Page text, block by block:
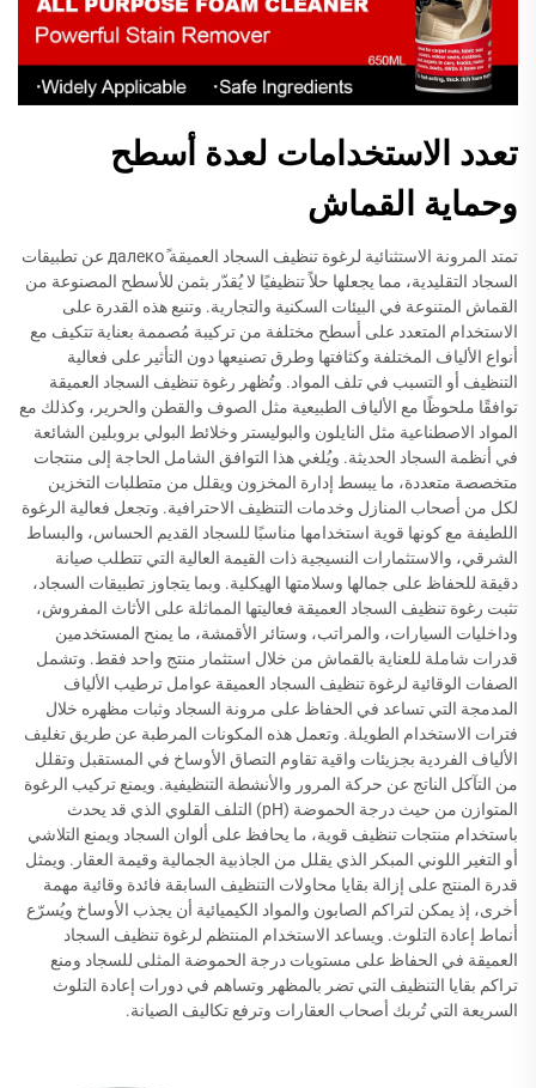
تعدد الاستخدامات لعدة أسطح
وحماية القماش
تمتد المرونة الاستثنائية لرغوة تنظيف السجاد العميقة далекоً عن تطبيقات
السجاد التقليدية، مما يجعلها حلاً تنظيفيًا لا يُقدّر بثمن للأسطح المصنوعة من
القماش المتنوعة في البيئات السكنية والتجارية. وتنبع هذه القدرة على
الاستخدام المتعدد على أسطح مختلفة من تركيبة مُصممة بعناية تتكيف مع
أنواع الألياف المختلفة وكثافتها وطرق تصنيعها دون التأثير على فعالية
التنظيف أو التسبب في تلف المواد. وتُظهر رغوة تنظيف السجاد العميقة
توافقًا ملحوظًا مع الألياف الطبيعية مثل الصوف والقطن والحرير، وكذلك مع
المواد الاصطناعية مثل النايلون والبوليستر وخلائط البولي بروبلين الشائعة
في أنظمة السجاد الحديثة. ويُلغي هذا التوافق الشامل الحاجة إلى منتجات
متخصصة متعددة، ما يبسط إدارة المخزون ويقلل من متطلبات التخزين
لكل من أصحاب المنازل وخدمات التنظيف الاحترافية. وتجعل فعالية الرغوة
اللطيفة مع كونها قوية استخدامها مناسبًا للسجاد القديم الحساس، والبساط
الشرقي، والاستثمارات النسيجية ذات القيمة العالية التي تتطلب صيانة
دقيقة للحفاظ على جمالها وسلامتها الهيكلية. وبما يتجاوز تطبيقات السجاد،
تثبت رغوة تنظيف السجاد العميقة فعاليتها المماثلة على الأثاث المفروش،
وداخليات السيارات، والمراتب، وستائر الأقمشة، ما يمنح المستخدمين
قدرات شاملة للعناية بالقماش من خلال استثمار منتج واحد فقط. وتشمل
الصفات الوقائية لرغوة تنظيف السجاد العميقة عوامل ترطيب الألياف
المدمجة التي تساعد في الحفاظ على مرونة السجاد وثبات مظهره خلال
فترات الاستخدام الطويلة. وتعمل هذه المكونات المرطبة عن طريق تغليف
الألياف الفردية بجزيئات واقية تقاوم التصاق الأوساخ في المستقبل وتقلل
من التآكل الناتج عن حركة المرور والأنشطة التنظيفية. ويمنع تركيب الرغوة
المتوازن من حيث درجة الحموضة (pH) التلف القلوي الذي قد يحدث
باستخدام منتجات تنظيف قوية، ما يحافظ على ألوان السجاد ويمنع التلاشي
أو التغير اللوني المبكر الذي يقلل من الجاذبية الجمالية وقيمة العقار. ويمثل
قدرة المنتج على إزالة بقايا محاولات التنظيف السابقة فائدة وقائية مهمة
أخرى، إذ يمكن لتراكم الصابون والمواد الكيميائية أن يجذب الأوساخ ويُسرّع
أنماط إعادة التلوث. ويساعد الاستخدام المنتظم لرغوة تنظيف السجاد
العميقة في الحفاظ على مستويات درجة الحموضة المثلى للسجاد ومنع
تراكم بقايا التنظيف التي تضر بالمظهر وتساهم في دورات إعادة التلوث
السريعة التي تُربك أصحاب العقارات وترفع تكاليف الصيانة.